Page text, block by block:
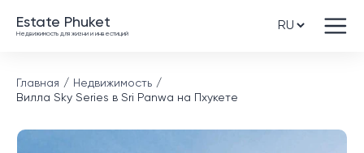
Estate Phuket
Недвижимость для жизни и инвестиций
Главная
Недвижимость
Вилла Sky Series в Sri Panwa на Пхукете